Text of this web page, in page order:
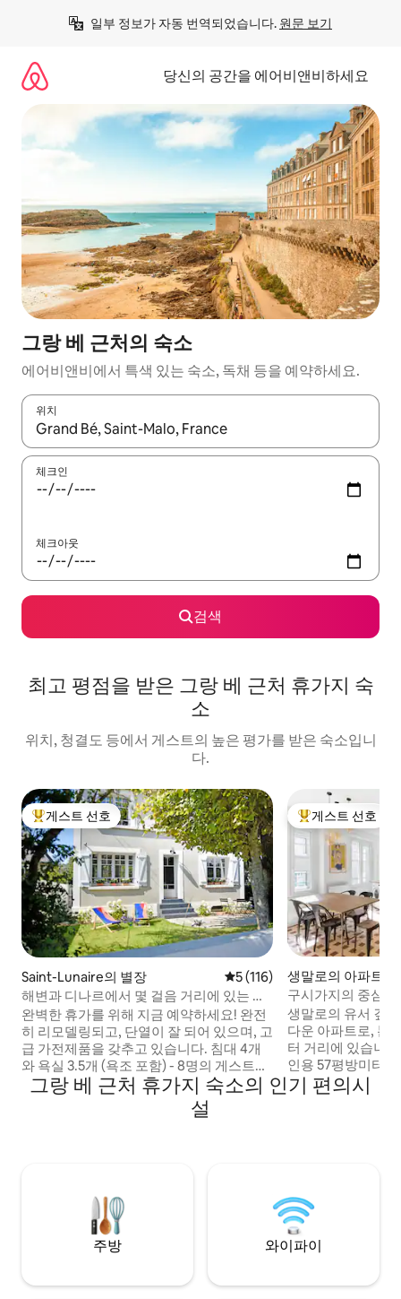
일부 정보가 자동 번역되었습니다. 원문 보기
당신의 공간을 에어비앤비하세요
그랑 베 근처의 숙소
에어비앤비에서 특색 있는 숙소, 독채 등을 예약하세요.
위치
결과가 나오면 위·아래 화살표 키를 사용하거나 터치 또는 스와이
체크인
체크아웃
검색
최고 평점을 받은 그랑 베 근처 휴가지 숙
소
위치, 청결도 등에서 게스트의 높은 평가를 받은 숙소입니
다.
상위 게스트 선호
게스트 선호
Saint-Lunaire의 별장 평점 5점(5점 만점), 후기 116
5 (116)
해변과 디나르에서 몇 걸음 거리에 있는 사
랑스럽게 리모델링된 숙소
완벽한 휴가를 위해 지금 예약하세요! 완전
히 리모델링되고, 단열이 잘 되어 있으며, 고
급 가전제품을 갖추고 있습니다. 침대 4개
와 욕실 3.5개 (욕조 포함) - 8명의 게스트에
게 완벽한 침대 5개 (킹 사이즈 침대 1개/퀸
사이즈 침대 2개/싱글 침대 2개). 최고의 장
소에 위치하고 있으며, 해변과 마을에서 가
로 15-20분, 버스로 차로 15분 거리 -마운트
생미셸: 차로 50분
상위 게스트 선호
게스트 선호
생말로의 아파트
구시가지의 중심,
리베이터
생말로의 유서 깊
다운 아파트로, 본
터 거리에 있습니
인용 57평방미터. 무료 와이파이, 침대 시
트, 수건을 제공합니다. 어린이 또
포함한 가족을 위
그랑 베 근처 휴가지 숙소의 인기 편의시
설
주방 와이파이